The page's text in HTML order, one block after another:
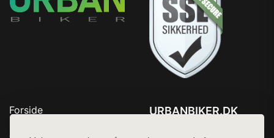
Forside
URBANBIKER.DK